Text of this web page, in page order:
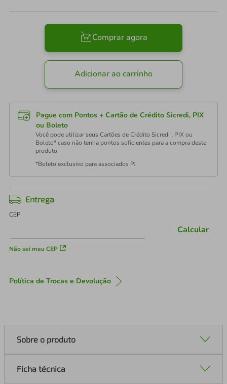
Comprar agora
Adicionar ao carrinho
Pague com Pontos + Cartão de Crédito Sicredi, PIX
ou Boleto
Você pode utilizar seus Cartões de Crédito Sicredi , PIX ou
Boleto* caso não tenha pontos suficientes para a compra deste
produto.
*Boleto exclusivo para associados PJ
Entrega
CEP
Não sei meu CEP
Calcular
Política de Trocas e Devolução
Sobre o produto
Ficha técnica